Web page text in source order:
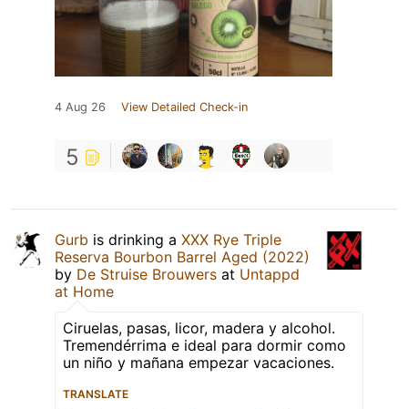
4 Aug 26 View Detailed Check-in
5
Gurb is drinking a XXX Rye Triple
Reserva Bourbon Barrel Aged (2022)
by De Struise Brouwers at Untappd
at Home
Ciruelas, pasas, licor, madera y alcohol.
Tremendérrima e ideal para dormir como
un niño y mañana empezar vacaciones.
TRANSLATE